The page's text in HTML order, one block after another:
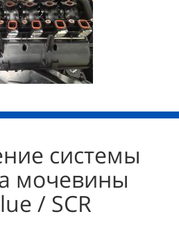
системы
мочевины
/ SCR